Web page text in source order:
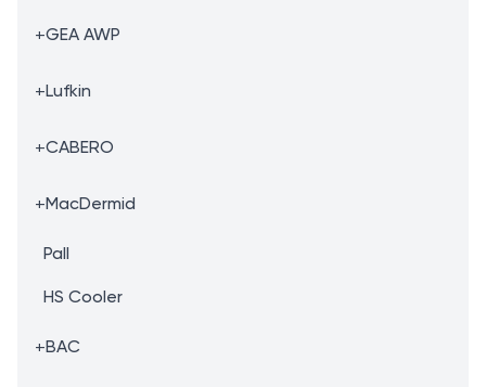
+GEA AWP
+Lufkin
+CABERO
+MacDermid
Pall
HS Cooler
+BAC